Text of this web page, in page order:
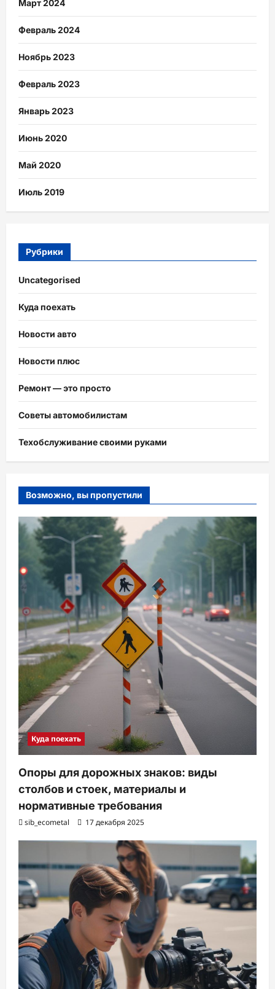
Март 2024
Февраль 2024
Ноябрь 2023
Февраль 2023
Январь 2023
Июнь 2020
Май 2020
Июль 2019
Рубрики
Uncategorised
Куда поехать
Новости авто
Новости плюс
Ремонт — это просто
Советы автомобилистам
Техобслуживание своими руками
Возможно, вы пропустили
Куда поехать
Опоры для дорожных знаков: виды
столбов и стоек, материалы и
нормативные требования
sib_ecometal 17 декабря 2025